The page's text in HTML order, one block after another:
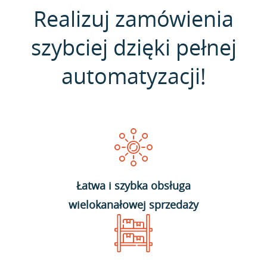
Realizuj zamówienia
szybciej dzięki pełnej
automatyzacji!
Łatwa i szybka obsługa
wielokanałowej sprzedaży